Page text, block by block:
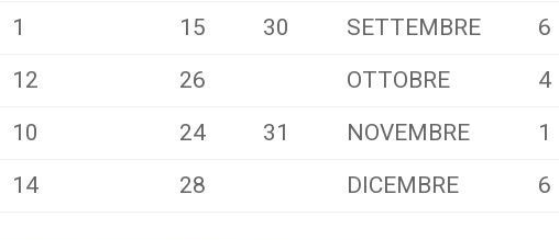
1 15 30 SETTEMBRE 6
12 26 OTTOBRE 4
10 24 31 NOVEMBRE 1
14 28 DICEMBRE 6